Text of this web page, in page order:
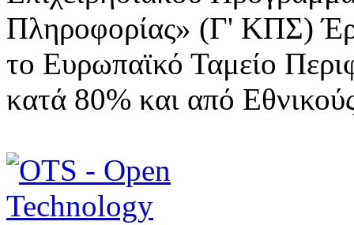
Πληροφορίας» (Γ' ΚΠΣ)
το Ευρωπαϊκό Ταμείο
κατά 80% και από